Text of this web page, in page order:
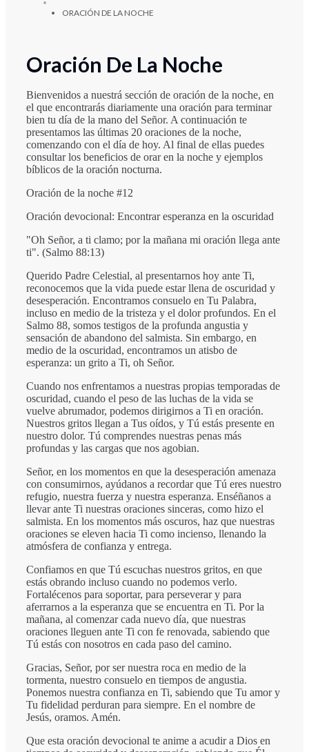
ORACIÓN DE LA NOCHE
Oración De La Noche
Bienvenidos a nuestrá sección de oración de la noche, en
el que encontrarás diariamente una oración para terminar
bien tu día de la mano del Señor. A continuación te
presentamos las últimas 20 oraciones de la noche,
comenzando con el día de hoy. Al final de ellas puedes
consultar los beneficios de orar en la noche y ejemplos
bíblicos de la oración nocturna.
Oración de la noche #12
Oración devocional: Encontrar esperanza en la oscuridad
"Oh Señor, a ti clamo; por la mañana mi oración llega ante
ti". (Salmo 88:13)
Querido Padre Celestial, al presentarnos hoy ante Ti,
reconocemos que la vida puede estar llena de oscuridad y
desesperación. Encontramos consuelo en Tu Palabra,
incluso en medio de la tristeza y el dolor profundos. En el
Salmo 88, somos testigos de la profunda angustia y
sensación de abandono del salmista. Sin embargo, en
medio de la oscuridad, encontramos un atisbo de
esperanza: un grito a Ti, oh Señor.
Cuando nos enfrentamos a nuestras propias temporadas de
oscuridad, cuando el peso de las luchas de la vida se
vuelve abrumador, podemos dirigirnos a Ti en oración.
Nuestros gritos llegan a Tus oídos, y Tú estás presente en
nuestro dolor. Tú comprendes nuestras penas más
profundas y las cargas que nos agobian.
Señor, en los momentos en que la desesperación amenaza
con consumirnos, ayúdanos a recordar que Tú eres nuestro
refugio, nuestra fuerza y nuestra esperanza. Enséñanos a
llevar ante Ti nuestras oraciones sinceras, como hizo el
salmista. En los momentos más oscuros, haz que nuestras
oraciones se eleven hacia Ti como incienso, llenando la
atmósfera de confianza y entrega.
Confiamos en que Tú escuchas nuestros gritos, en que
estás obrando incluso cuando no podemos verlo.
Fortalécenos para soportar, para perseverar y para
aferrarnos a la esperanza que se encuentra en Ti. Por la
mañana, al comenzar cada nuevo día, que nuestras
oraciones lleguen ante Ti con fe renovada, sabiendo que
Tú estás con nosotros en cada paso del camino.
Gracias, Señor, por ser nuestra roca en medio de la
tormenta, nuestro consuelo en tiempos de angustia.
Ponemos nuestra confianza en Ti, sabiendo que Tu amor y
Tu fidelidad perduran para siempre. En el nombre de
Jesús, oramos. Amén.
Que esta oración devocional te anime a acudir a Dios en